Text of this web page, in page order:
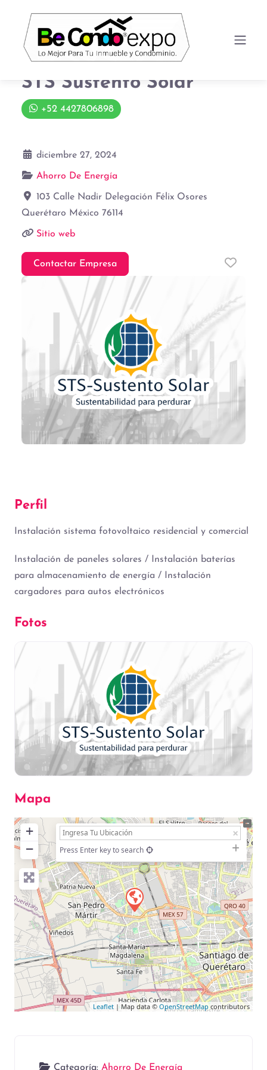
STS Sustento Solar
+52 4427806898
diciembre 27, 2024
Ahorro De Energía
103 Calle Nadir Delegación Félix Osores
Querétaro México 76114
Sitio web
Contactar Empresa
Perfil
Instalación sistema fotovoltaico residencial y comercial
Instalación de paneles solares / Instalación baterías
para almacenamiento de energía / Instalación
cargadores para autos electrónicos
Fotos
Mapa
+
−
Press Enter key to search
Leaflet | Map data © OpenStreetMapcontributors
Categoría: Ahorro De Energía